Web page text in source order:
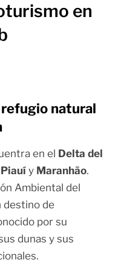
en
refugio natural
en el Delta del
Piauíy Maranhão.
Ambiental del
destino de
por su
dunas y sus